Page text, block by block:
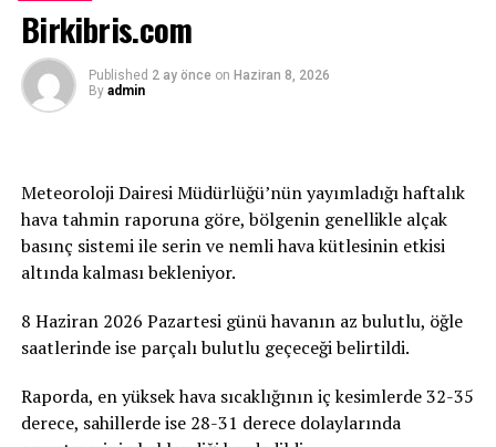
taşıdığını belirterek, “Bu proje siyaset üstüdür, gelecek
nesillere yapılan bir yatırımdır. Yapılacak her bağış,
verilecek her destek ve uzatılacak her yardım eli,
çocuklarımızın ve gençlerimizin geleceğine atılmış bir
projesine destek olmaya davet ediyoruz” dedi.
Birçok Meslek Dalında Eğitim Verilecek
Merkezi’nde terzilik, ayakkabıcılık, kaynakçılık,
tesisatçılık, robotik kodlama, oto elektrik, oto kaporta,
verilmesi planlanıyor. Merkezin, KKTC’nin mesleki
eğitim altyapısına önemli katkılar sağlaması ve
Birkibris.com
Published 2 ay önce on Haziran 8, 2026
By admin
Meteoroloji Dairesi Müdürlüğü’nün yayımladığı haftalık
hava tahmin raporuna göre, bölgenin genellikle alçak
basınç sistemi ile serin ve nemli hava kütlesinin etkisi
altında kalması bekleniyor.
8 Haziran 2026 Pazartesi günü havanın az bulutlu, öğle
saatlerinde ise parçalı bulutlu geçeceği belirtildi.
Raporda, en yüksek hava sıcaklığının iç kesimlerde 32-35
derece, sahillerde ise 28-31 derece dolaylarında